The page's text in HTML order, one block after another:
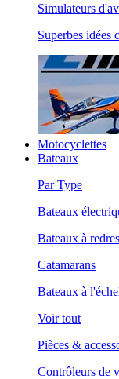
Simulateurs
Superbes idées
Motocyclettes
Bateaux
Par Type
Bateaux
Bateaux à
Catamarans
Bateaux à
Voir tout
Pièces &
Contrôleurs de